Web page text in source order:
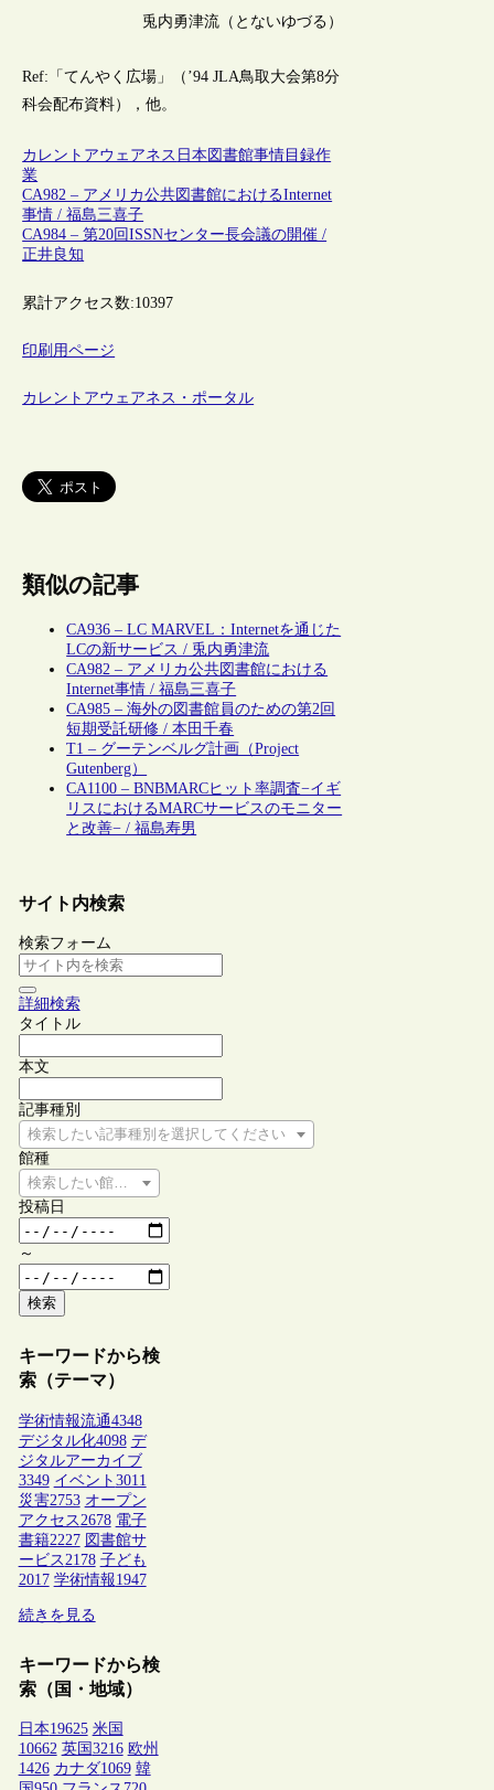
兎内勇津流（とないゆづる）
Ref:「てんやく広場」（’94 JLA鳥取大会第8分
科会配布資料），他。
カレントアウェアネス 日本 図書館事情 目録作
業
CA982 – アメリカ公共図書館におけるInternet
事情 / 福島三喜子
CA984 – 第20回ISSNセンター長会議の開催 /
正井良知
累計アクセス数:10397
印刷用ページ
カレントアウェアネス・ポータル
類似の記事
CA936 – LC MARVEL：Internetを通じた
LCの新サービス / 兎内勇津流
CA982 – アメリカ公共図書館における
Internet事情 / 福島三喜子
CA985 – 海外の図書館員のための第2回
短期受託研修 / 本田千春
T1 – グーテンベルグ計画（Project
Gutenberg）
CA1100 – BNBMARCヒット率調査−イギ
リスにおけるMARCサービスのモニター
と改善− / 福島寿男
サイト内検索
検索フォーム
詳細検索
タイトル
本文
記事種別
検索したい記事種別を選択してください
館種
検索したい館種を選択してください
投稿日
～
検索
キーワードから検
索（テーマ）
学術情報流通4348
デジタル化4098 デ
ジタルアーカイブ
3349 イベント 3011
災害2753 オープン
アクセス 2678 電子
書籍2227 図書館サ
ービス 2178 子ども
2017 学術情報1947
続きを見る
キーワードから検
索（国・地域）
日本19625 米国
10662 英国 3216 欧州
1426 カナダ1069 韓